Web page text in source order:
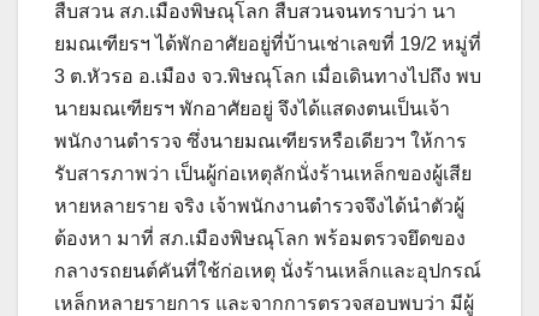
สืบสวน สภ.เมืองพิษณุโลก สืบสวนจนทราบว่า นา
ยมณเฑียรฯ ได้พักอาศัยอยู่ที่บ้านเช่าเลขที่ 19/2 หมู่ที่
3 ต.หัวรอ อ.เมือง จว.พิษณุโลก เมื่อเดินทางไปถึง พบ
นายมณเฑียรฯ พักอาศัยอยู่ จึงได้แสดงตนเป็นเจ้า
พนักงานตำรวจ ซึ่งนายมณเฑียรหรือเดียวฯ ให้การ
รับสารภาพว่า เป็นผู้ก่อเหตุลักนั่งร้านเหล็กของผู้เสีย
หายหลายราย จริง เจ้าพนักงานตำรวจจึงได้นำตัวผู้
ต้องหา มาที่ สภ.เมืองพิษณุโลก พร้อมตรวจยึดของ
กลางรถยนต์คันที่ใช้ก่อเหตุ นั่งร้านเหล็กและอุปกรณ์
เหล็กหลายรายการ และจากการตรวจสอบพบว่า มีผู้